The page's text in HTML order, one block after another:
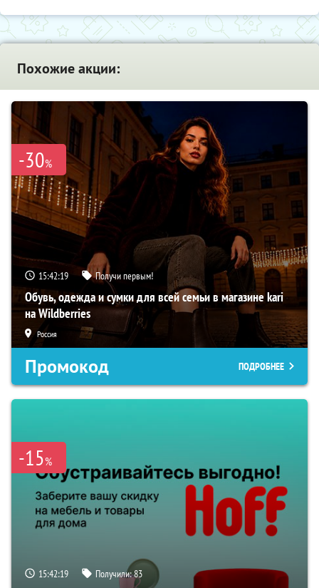
Похожие акции:
-30%
15:42:18 Получи первым!
Обувь, одежда и сумки для всей семьи в магазине kari
на Wildberries
Россия
Промокод ПОДРОБНЕЕ
-15%
15:42:18 Получили:83